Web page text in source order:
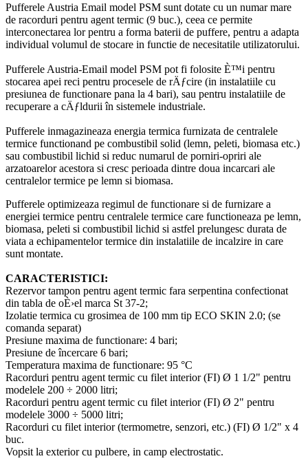
Pufferele Austria Email model PSM sunt dotate cu un numar mare
de racorduri pentru agent termic (9 buc.), ceea ce permite
interconectarea lor pentru a forma baterii de puffere, pentru a adapta
individual volumul de stocare in functie de necesitatile utilizatorului.
Pufferele Austria-Email model PSM pot fi folosite È™i pentru
stocarea apei reci pentru procesele de rÄƒcire (in instalatiile cu
presiunea de functionare pana la 4 bari), sau pentru instalatiile de
recuperare a cÄƒldurii în sistemele industriale.
Pufferele inmagazineaza energia termica furnizata de centralele
termice functionand pe combustibil solid (lemn, peleti, biomasa etc.)
sau combustibil lichid si reduc numarul de porniri-opriri ale
arzatoarelor acestora si cresc perioada dintre doua incarcari ale
centralelor termice pe lemn si biomasa.
Pufferele optimizeaza regimul de functionare si de furnizare a
energiei termice pentru centralele termice care functioneaza pe lemn,
biomasa, peleti si combustibil lichid si astfel prelungesc durata de
viata a echipamentelor termice din instalatiile de incalzire in care
sunt montate.
CARACTERISTICI:
Rezervor tampon pentru agent termic fara serpentina confectionat
din tabla de oÈ›el marca St 37-2;
Izolatie termica cu grosimea de 100 mm tip ECO SKIN 2.0; (se
comanda separat)
Presiune maxima de functionare: 4 bari;
Presiune de încercare 6 bari;
Temperatura maxima de functionare: 95 °C
Racorduri pentru agent termic cu filet interior (FI) Ø 1 1/2" pentru
modelele 200 ÷ 2000 litri;
Racorduri pentru agent termic cu filet interior (FI) Ø 2" pentru
modelele 3000 ÷ 5000 litri;
Racorduri cu filet interior (termometre, senzori, etc.) (FI) Ø 1/2" x 4
buc.
Vopsit la exterior cu pulbere, in camp electrostatic.